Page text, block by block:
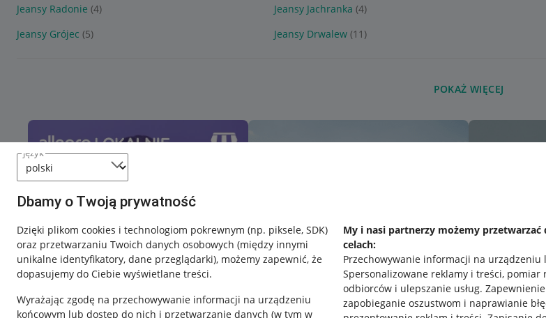
język
Dbamy o Twoją prywatność
Dzięki plikom cookies i technologiom pokrewnym (np. piksele, SDK)
oraz przetwarzaniu Twoich danych osobowych (między innymi
unikalne identyfikatory, dane przeglądarki), możemy zapewnić, że
dopasujemy do Ciebie wyświetlane treści.
Wyrażając zgodę na przechowywanie informacji na urządzeniu
końcowym lub dostęp do nich i przetwarzanie danych (w tym w
My i nasi partnerzy możemy przetwarzać
celach:
Przechowywanie informacji na urządzeniu
Spersonalizowane reklamy i treści, pomiar
odbiorców i ulepszanie usług.
zapobieganie oszustwom i naprawianie
Jeansy Radonie (4) Jeansy Jachranka (4)
Jeansy Grójec (5) Jeansy Drwalew (11)
POKAŻ WIĘCEJ